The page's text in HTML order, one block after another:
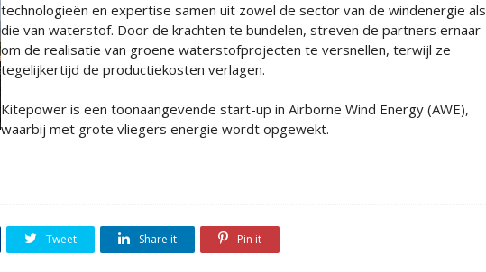
technologieën en expertise samen uit zowel de sector van de windenergie als
die van waterstof. Door de krachten te bundelen, streven de partners ernaar
om de realisatie van groene waterstofprojecten te versnellen, terwijl ze
tegelijkertijd de productiekosten verlagen.
Kitepower is een toonaangevende start-up in Airborne Wind Energy (AWE),
waarbij met grote vliegers energie wordt opgewekt.
Tweet Share it Pin it